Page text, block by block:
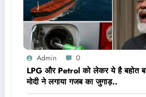
Admin 0
LPG और Petrol को लेकर ये है बहोत
मोदी ने लगाया गजब का जुगाड़..